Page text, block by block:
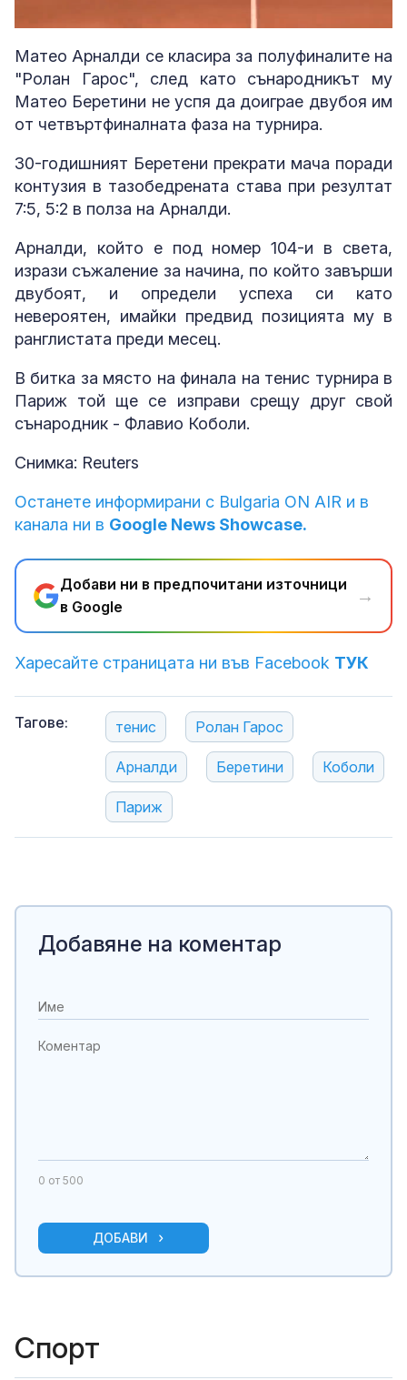
Матео Арналди се класира за полуфиналите на
"Ролан Гарос", след като сънародникът му
Матео Беретини не успя да доиграе двубоя им
от четвъртфиналната фаза на турнира.
30-годишният Беретени прекрати мача поради
контузия в тазобедрената става при резултат
7:5, 5:2 в полза на Арналди.
Арналди, който е под номер 104-и в света,
изрази съжаление за начина, по който завърши
двубоят, и определи успеха си като
невероятен, имайки предвид позицията му в
ранглистата преди месец.
В битка за място на финала на тенис турнира в
Париж той ще се изправи срещу друг свой
сънародник - Флавио Коболи.
Снимка: Reuters
Останете информирани с Bulgaria ON AIR и в
канала ни в Google News Showcase.
Добави ни в предпочитани източници
в Google
→
Харесайте страницата ни във Facebook ТУК
Тагове: тенис Ролан Гарос
Арналди Беретини Коболи
Париж
Добавяне на коментар
0 от 500
ДОБАВИ
Спорт